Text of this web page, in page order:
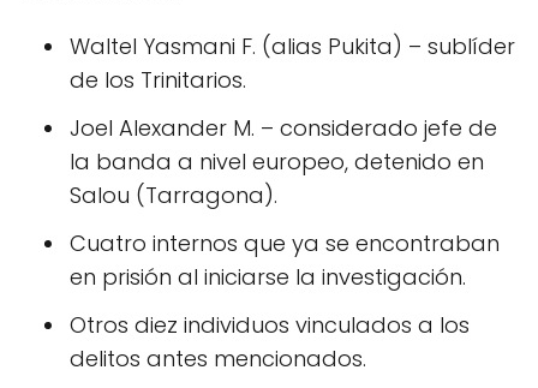
Waltel Yasmani F. (alias Pukita) – sublíder
de los Trinitarios.
Joel Alexander M. – considerado jefe de
la banda a nivel europeo, detenido en
Salou (Tarragona).
Cuatro internos que ya se encontraban
en prisión al iniciarse la investigación.
Otros diez individuos vinculados a los
delitos antes mencionados.